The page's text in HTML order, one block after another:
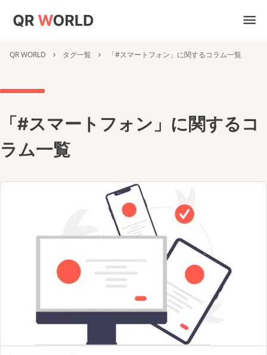
QR WORLD タグ一覧 「#スマートフォン」に関するコラム一覧
「#スマートフォン」に関するコ
ラム一覧